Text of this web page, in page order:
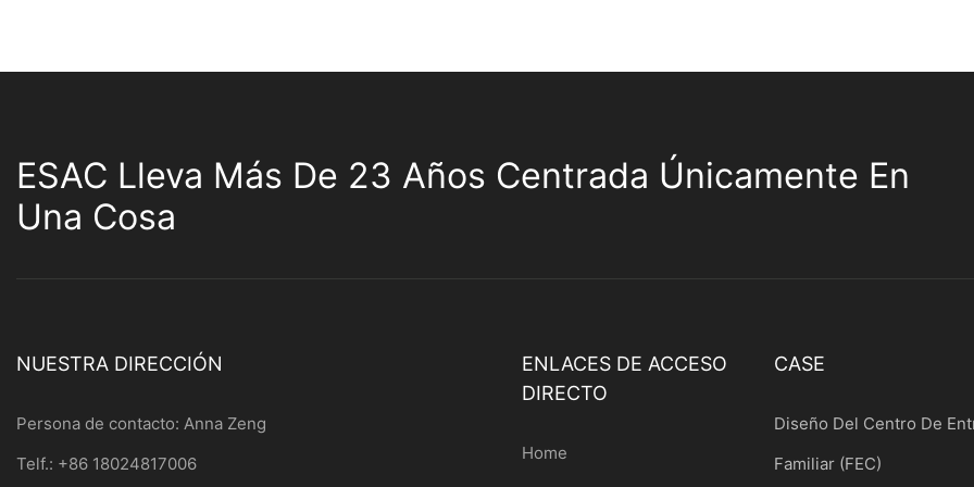
ESAC Lleva Más De 23 Años Centrada Únicamente En
Una Cosa
NUESTRA DIRECCIÓN
Persona de contacto: Anna Zeng
Telf.: +86 18024817006
ENLACES DE ACCESO
DIRECTO
Home
CASE
Diseño Del Centro De
Familiar (FEC)